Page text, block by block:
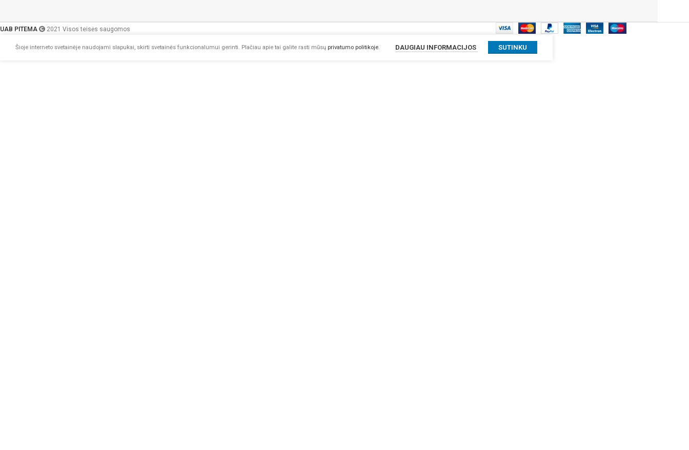
UAB PITEMA 2021 Visos teisės saugomos
Šioje interneto svetainėje naudojami slapukai, skirti svetainės funkcionalumui gerinti. Plačiau apie tai galite rasti mūsų privatumo politikoje. DAUGIAU INFORMACIJOS SUTINKU